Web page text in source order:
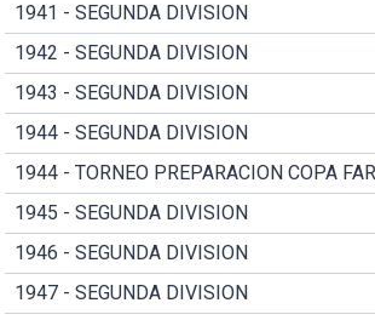
1941 - SEGUNDA DIVISION
1942 - SEGUNDA DIVISION
1943 - SEGUNDA DIVISION
1944 - SEGUNDA DIVISION
1944 - TORNEO PREPARACION COPA
1945 - SEGUNDA DIVISION
1946 - SEGUNDA DIVISION
1947 - SEGUNDA DIVISION